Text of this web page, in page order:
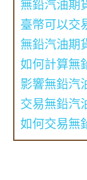
無鉛汽油期
臺幣可以交
無鉛汽油期
如何計算無
影響無鉛汽
交易無鉛汽
如何交易無